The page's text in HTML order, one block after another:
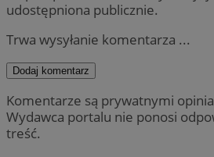
udostępniona publicznie.
Trwa wysyłanie komentarza ...
Dodaj komentarz
Komentarze są prywatnymi
Wydawca portalu nie ponosi
treść.